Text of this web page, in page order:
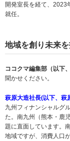
開発室長を経て、2023
就任。
地域を創り未来
ココクマ編集部（以下
聞かせください。
萩原大造社長(以下、萩
九州フィナンシャルグ
た。南九州（熊本・鹿
題に直面しています。
地域ですが、消費人口